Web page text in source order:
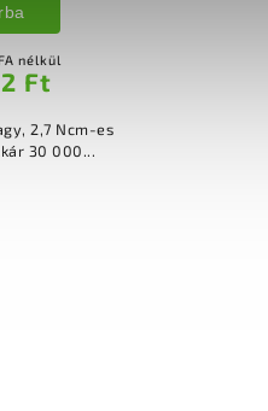
nélkül
Ft
2,7 Ncm-es
30 000...